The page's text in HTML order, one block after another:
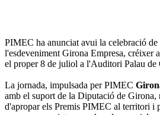
PIMEC ha anunciat avui la celebració
l'esdeveniment Girona Empresa, créixer
el proper 8 de juliol a l'Auditori Palau de
La jornada, impulsada per PIMEC
amb el suport de la Diputació de
d'apropar els Premis PIMEC al territori i